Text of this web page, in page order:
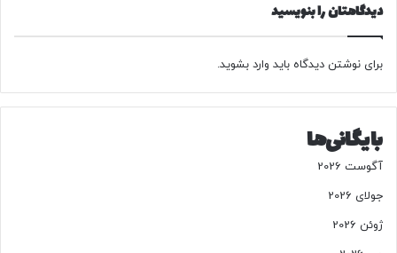
ن
س
م
ک
و
ی
و
ی
ر
ن
ی
چ
س
؟
دیدگاهتان را بنویسید
برای نوشتن دیدگاه باید وارد بشوید.
بایگانی‌ها
آگوست 2026
جولای 2026
ژوئن 2026